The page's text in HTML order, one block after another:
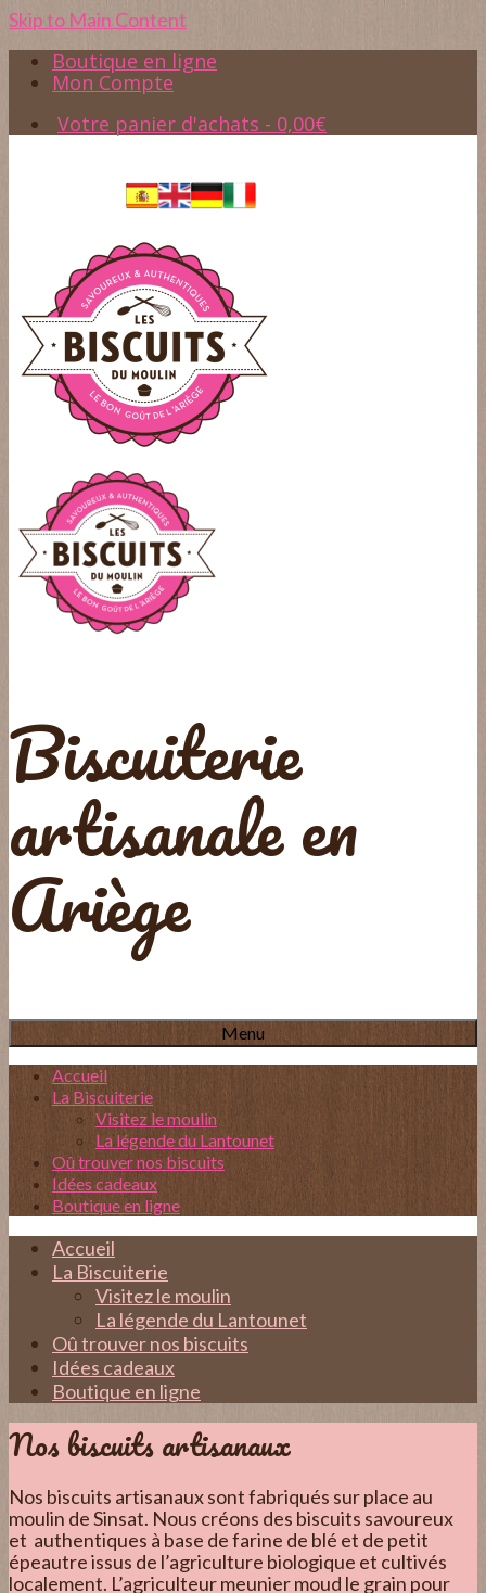
Skip to Main Content
Boutique en ligne
Mon Compte
Votre panier d'achats - 0,00€
Biscuiterie
artisanale en
Ariège
Menu
Accueil
La Biscuiterie
Visitez le moulin
La légende du Lantounet
Oû trouver nos biscuits
Idées cadeaux
Boutique en ligne
Accueil
La Biscuiterie
Visitez le moulin
La légende du Lantounet
Oû trouver nos biscuits
Idées cadeaux
Boutique en ligne
Nos biscuits artisanaux
Nos biscuits artisanaux sont fabriqués sur place au
moulin de Sinsat. Nous créons des biscuits savoureux
et authentiques à base de farine de blé et de petit
épeautre issus de l’agriculture biologique et cultivés
localement. L’agriculteur meunier moud le grain pour